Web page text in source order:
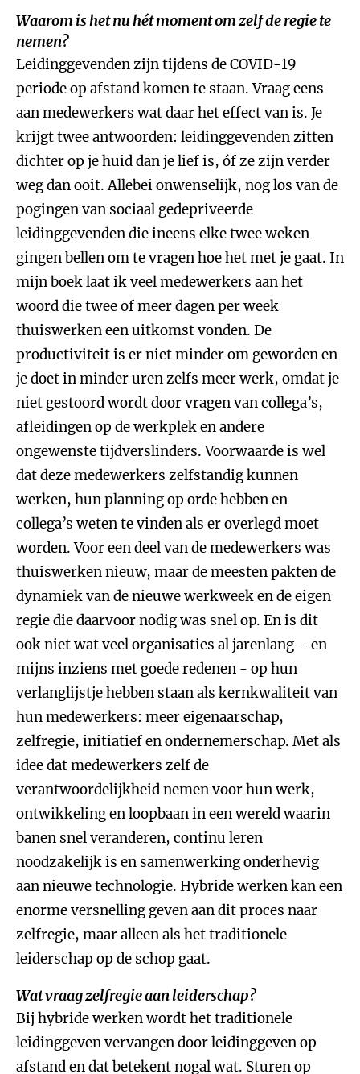
Waarom is het nu hét moment om zelf de regie te
nemen?
Leidinggevenden zijn tijdens de COVID-19
periode op afstand komen te staan. Vraag eens
aan medewerkers wat daar het effect van is. Je
krijgt twee antwoorden: leidinggevenden zitten
dichter op je huid dan je lief is, óf ze zijn verder
weg dan ooit. Allebei onwenselijk, nog los van de
pogingen van sociaal gedepriveerde
leidinggevenden die ineens elke twee weken
gingen bellen om te vragen hoe het met je gaat. In
mijn boek laat ik veel medewerkers aan het
woord die twee of meer dagen per week
thuiswerken een uitkomst vonden. De
productiviteit is er niet minder om geworden en
je doet in minder uren zelfs meer werk, omdat je
niet gestoord wordt door vragen van collega’s,
afleidingen op de werkplek en andere
ongewenste tijdverslinders. Voorwaarde is wel
dat deze medewerkers zelfstandig kunnen
werken, hun planning op orde hebben en
collega’s weten te vinden als er overlegd moet
worden. Voor een deel van de medewerkers was
thuiswerken nieuw, maar de meesten pakten de
dynamiek van de nieuwe werkweek en de eigen
regie die daarvoor nodig was snel op. En is dit
ook niet wat veel organisaties al jarenlang – en
mijns inziens met goede redenen - op hun
verlanglijstje hebben staan als kernkwaliteit van
hun medewerkers: meer eigenaarschap,
zelfregie, initiatief en ondernemerschap. Met als
idee dat medewerkers zelf de
verantwoordelijkheid nemen voor hun werk,
ontwikkeling en loopbaan in een wereld waarin
banen snel veranderen, continu leren
noodzakelijk is en samenwerking onderhevig
aan nieuwe technologie. Hybride werken kan een
enorme versnelling geven aan dit proces naar
zelfregie, maar alleen als het traditionele
leiderschap op de schop gaat.
Wat vraag zelfregie aan leiderschap?
Bij hybride werken wordt het traditionele
leidinggeven vervangen door leidinggeven op
afstand en dat betekent nogal wat. Sturen op